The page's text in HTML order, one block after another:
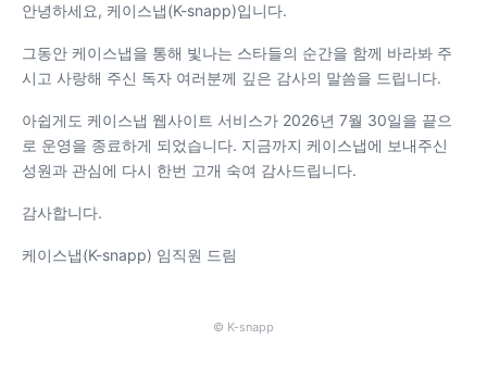
안녕하세요, 케이스냅(K-snapp)입니다.
그동안 케이스냅을 통해 빛나는 스타들의 순간을 함께 바라봐 주
시고 사랑해 주신 독자 여러분께 깊은 감사의 말씀을 드립니다.
아쉽게도 케이스냅 웹사이트 서비스가 2026년 7월 30일을 끝으
로 운영을 종료하게 되었습니다. 지금까지 케이스냅에 보내주신
성원과 관심에 다시 한번 고개 숙여 감사드립니다.
감사합니다.
케이스냅(K-snapp) 임직원 드림
© K-snapp